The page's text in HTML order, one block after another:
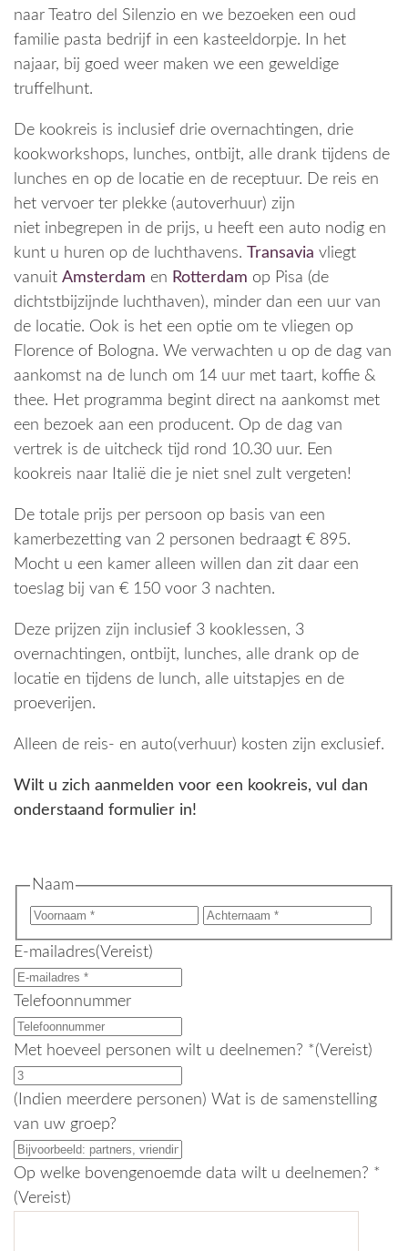
naar Teatro del Silenzio en we bezoeken een oud
familie pasta bedrijf in een kasteeldorpje. In het
najaar, bij goed weer maken we een geweldige
truffelhunt.
De kookreis is inclusief drie overnachtingen, drie
kookworkshops, lunches, ontbijt, alle drank tijdens de
lunches en op de locatie en de receptuur. De reis en
het vervoer ter plekke (autoverhuur) zijn
niet inbegrepen in de prijs, u heeft een auto nodig en
kunt u huren op de luchthavens. Transavia vliegt
vanuit Amsterdam en Rotterdam op Pisa (de
dichtstbijzijnde luchthaven), minder dan een uur van
de locatie. Ook is het een optie om te vliegen op
Florence of Bologna. We verwachten u op de dag van
aankomst na de lunch om 14 uur met taart, koffie &
thee. Het programma begint direct na aankomst met
een bezoek aan een producent. Op de dag van
vertrek is de uitcheck tijd rond 10.30 uur. Een
kookreis naar Italië die je niet snel zult vergeten!
De totale prijs per persoon op basis van een
kamerbezetting van 2 personen bedraagt € 895.
Mocht u een kamer alleen willen dan zit daar een
toeslag bij van € 150 voor 3 nachten.
Deze prijzen zijn inclusief 3 kooklessen, 3
overnachtingen, ontbijt, lunches, alle drank op de
locatie en tijdens de lunch, alle uitstapjes en de
proeverijen.
Alleen de reis- en auto(verhuur) kosten zijn exclusief.
Wilt u zich aanmelden voor een kookreis, vul dan
onderstaand formulier in!
Naam
Voornaam
E-mailadres(Vereist)
Telefoonnummer
Met hoeveel personen wilt u deelnemen? *(Vereist)
(Indien meerdere personen) Wat is de samenstelling
van uw groep?
Op welke bovengenoemde data wilt u deelnemen? *
(Vereist)